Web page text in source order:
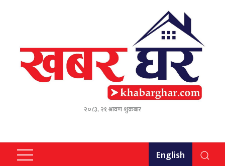
२०८३, २१ श्रावण शुक्रबार
English